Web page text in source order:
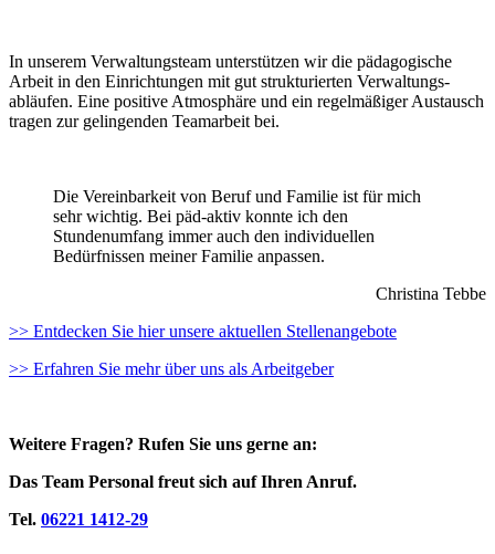
In unserem Verwaltungsteam unter­stützen wir die pädagogische
Arbeit in den Ein­richtungen mit gut strukturierten Verwaltungs­
abläufen. Eine positive Atmo­sphäre und ein regelmäßiger Aus­tausch
tragen zur ge­lingen­den Team­arbeit bei.
Die Vereinbarkeit von Beruf und Familie ist für mich
sehr wichtig. Bei päd-aktiv konnte ich den
Stundenumfang immer auch den individuellen
Bedürfnissen meiner Familie anpassen.
Christina Tebbe
>> Entdecken Sie hier unsere aktuellen Stellenangebote
>> Erfahren Sie mehr über uns als Arbeitgeber
Weitere Fragen? Rufen Sie uns gerne an:
Das Team Personal freut sich auf Ihren Anruf.
Tel. 06221 1412-29